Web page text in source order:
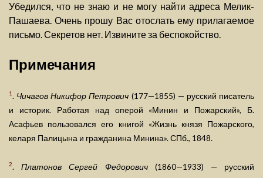
Убедился, что не знаю и не могу найти адреса Мелик-
Пашаева. Очень прошу Вас отослать ему прилагаемое
письмо. Секретов нет. Извините за беспокойство.
Примечания
1. Чичагов Никифор Петрович (177—1855) — русский писатель
и историк. Работая над оперой «Минин и Пожарский», Б.
Асафьев пользовался его книгой «Жизнь князя Пожарского,
келаря Палицына и гражданина Минина». СПб., 1848.
2.Платонов Сергей Федорович(1860—1933) — русский